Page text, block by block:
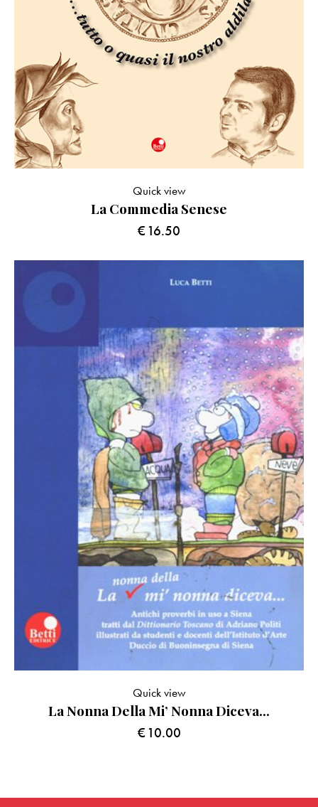
La Commedia Senese
€16.50
Quick view
La Nonna Della Mi’ Nonna Diceva…
€10.00
Quick view